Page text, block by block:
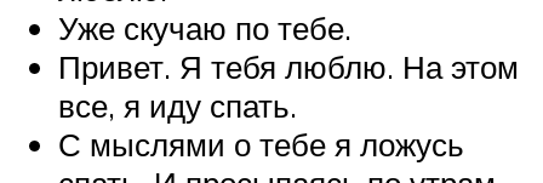
Уже скучаю по тебе.
Привет. Я тебя люблю. На этом
все, я иду спать.
С мыслями о тебе я ложусь